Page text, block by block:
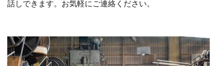
話しできます。お気軽にご連絡ください。